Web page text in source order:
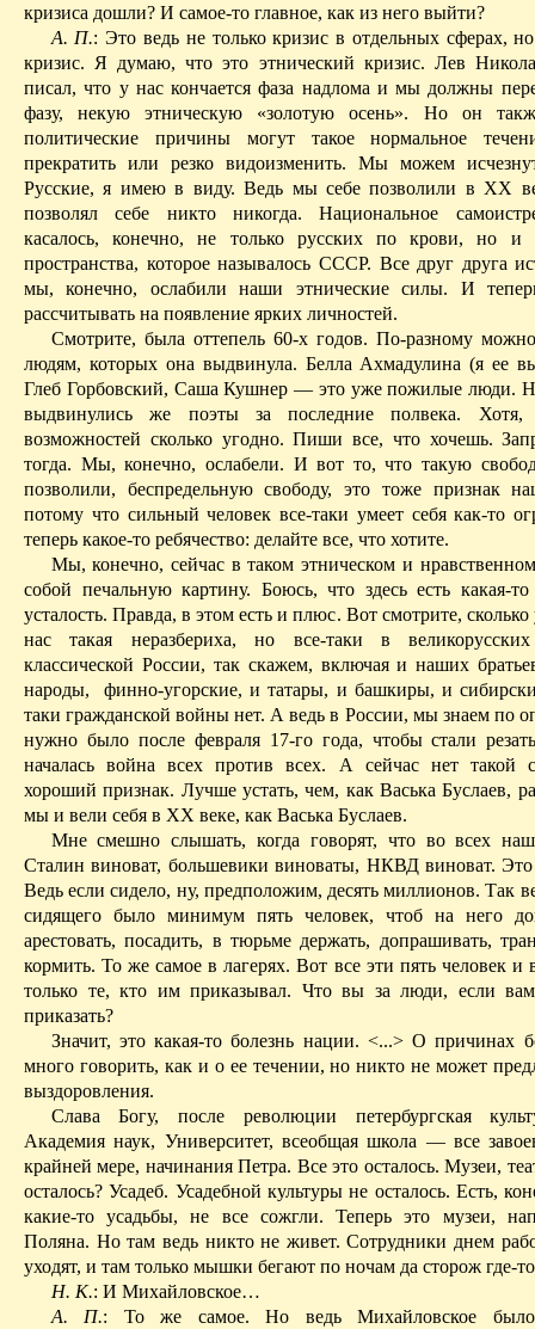
кризиса дошли? И самое-то главное, как из него выйти?
А. П.: Это ведь не только кризис в отдельных сферах,
кризис. Я думаю, что это этнический кризис. Лев
писал, что у нас кончается фаза надлома и мы должны
фазу, некую этническую «золотую осень». Но он
политические причины могут такое нормальное
прекратить или резко видоизменить. Мы можем
Русские, я имею в виду. Ведь мы себе позволили в XX
позволял себе никто никогда. Национальное
касалось, конечно, не только русских по крови, но и
пространства, которое называлось СССР. Все друг друга
мы, конечно, ослабили наши этнические силы. И
рассчитывать на появление ярких личностей.
Смотрите, была оттепель 60-х годов. По-разному
людям, которых она выдвинула. Белла Ахмадулина (я ее
Глеб Горбовский, Саша Кушнер — это уже пожилые люди.
выдвинулись же поэты за последние полвека. Хотя,
возможностей сколько угодно. Пиши все, что хочешь.
тогда. Мы, конечно, ослабели. И вот то, что такую
позволили, беспредельную свободу, это тоже признак
потому что сильный человек все-таки умеет себя как-то
теперь какое-то ребячество: делайте все, что хотите.
Мы, конечно, сейчас в таком этническом и
собой печальную картину. Боюсь, что здесь есть какая-то
усталость. Правда, в этом есть и плюс. Вот смотрите,
нас такая неразбериха, но все-таки в
классической России, так скажем, включая и наших
народы,
финно-угорские, и татары, и башкиры, и
таки гражданской войны нет. А ведь в России, мы знаем по
нужно было после февраля 17-го года, чтобы стали
началась война всех против всех. А сейчас нет такой
хороший признак. Лучше устать, чем, как Васька Буслаев,
мы и вели себя в XX веке, как Васька Буслаев.
Мне смешно слышать, когда говорят, что во всех
Сталин виноват, большевики виноваты, НКВД виноват. Это
Ведь если сидело, ну, предположим, десять миллионов. Так
сидящего было минимум пять человек, чтоб на него
арестовать, посадить, в тюрьме держать, допрашивать,
кормить. То же самое в лагерях. Вот все эти пять человек и
только те, кто им приказывал. Что вы за люди, если
приказать?
Значит, это какая-то болезнь нации. <...> О причинах
много говорить, как и о еетечении, но никто не может
выздоровления.
Слава Богу, после революции петербургская
Академия наук, Университет, всеобщая школа — все
крайней мере, начинания Петра. Все это осталось. Музеи,
осталось? Усадеб. Усадебной культуры не осталось. Есть,
какие-то усадьбы, не все сожгли. Теперь это музеи,
Поляна. Но там ведь никто не живет. Сотрудники днем
уходят, и там только мышки бегают по ночам да сторож где-
Н. К.: И Михайловское…
А. П.: То же самое. Но ведь Михайловское было